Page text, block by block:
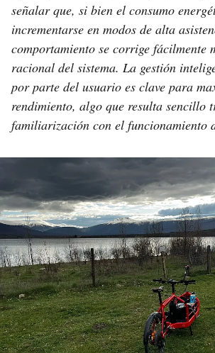
señalar que, si bien el consumo
incrementarse en modos de alta
comportamiento se corrige fácilmente
racional del sistema. La gestión
por parte del usuario es clave para
rendimiento, algo que resulta sencillo
familiarización con el funcionamiento